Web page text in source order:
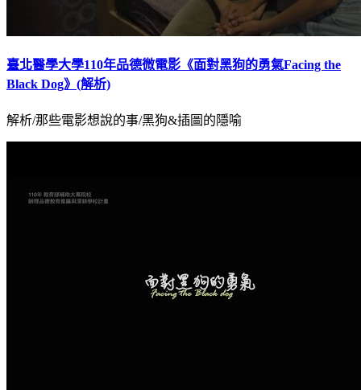
臺北醫學大學110年品德微電影《面對黑狗的勇氣Facing the
Black Dog》(解析)
解析/那些電影想說的事/黑狗&插圖的隱喻